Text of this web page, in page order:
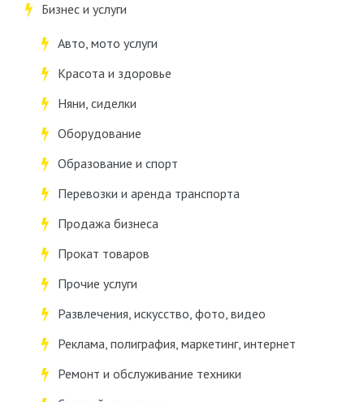
Бизнес и услуги
Авто, мото услуги
Красота и здоровье
Няни, сиделки
Оборудование
Образование и спорт
Перевозки и аренда транспорта
Продажа бизнеса
Прокат товаров
Прочие услуги
Развлечения, искусство, фото, видео
Реклама, полиграфия, маркетинг, интернет
Ремонт и обслуживание техники